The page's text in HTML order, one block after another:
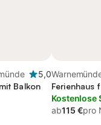
5,0
Balkon
Ferienhaus
Kostenlose
ab115 €pro